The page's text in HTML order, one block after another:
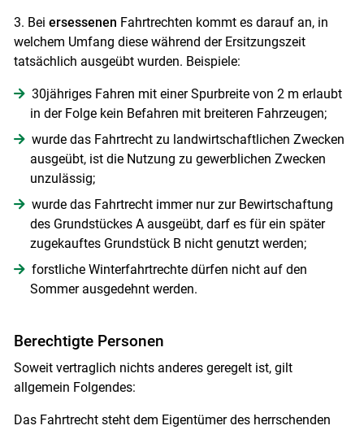
3. Bei ersessenen Fahrtrechten kommt es darauf an, in
welchem Umfang diese während der Ersitzungszeit
tatsächlich ausgeübt wurden. Beispiele:
30jähriges Fahren mit einer Spurbreite von 2 m erlaubt
in der Folge kein Befahren mit breiteren Fahrzeugen;
wurde das Fahrtrecht zu landwirtschaftlichen Zwecken
ausgeübt, ist die Nutzung zu gewerblichen Zwecken
unzulässig;
wurde das Fahrtrecht immer nur zur Bewirtschaftung
des Grundstückes A ausgeübt, darf es für ein später
zugekauftes Grundstück B nicht genutzt werden;
forstliche Winterfahrtrechte dürfen nicht auf den
Sommer ausgedehnt werden.
Berechtigte Personen
Soweit vertraglich nichts anderes geregelt ist, gilt
allgemein Folgendes:
Das Fahrtrecht steht dem Eigentümer des herrschenden